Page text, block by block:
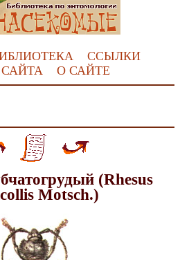
ССЫЛКИ
О САЙТЕ
(Rhesus
Motsch.)